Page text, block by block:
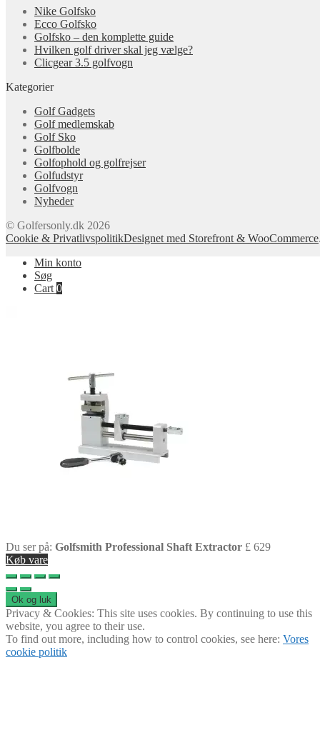
Nike Golfsko
Ecco Golfsko
Golfsko – den komplette guide
Hvilken golf driver skal jeg vælge?
Clicgear 3.5 golfvogn
Kategorier
Golf Gadgets
Golf medlemskab
Golf Sko
Golfbolde
Golfophold og golfrejser
Golfudstyr
Golfvogn
Nyheder
© Golfersonly.dk 2026
Cookie & PrivatlivspolitikDesignet med Storefront & WooCommerce
Min konto
Søg
Cart 0
Du ser på: Golfsmith Professional Shaft Extractor £ 629
Køb vare
Privacy & Cookies: This site uses cookies. By continuing to use this
website, you agree to their use.
To find out more, including how to control cookies, see here: Vores
cookie politik